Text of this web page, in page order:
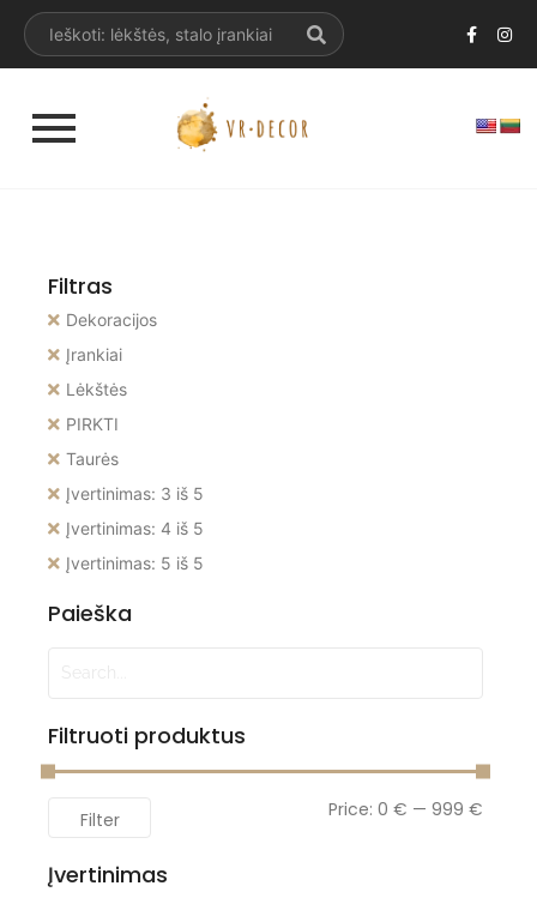
Filtras
Dekoracijos
Įrankiai
Lėkštės
PIRKTI
Taurės
Įvertinimas: 3 iš 5
Įvertinimas: 4 iš 5
Įvertinimas: 5 iš 5
Paieška
Filtruoti produktus
Filter Price: 0 € — 999 €
Įvertinimas